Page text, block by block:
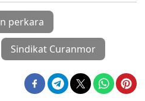
perkara
Sindikat Curanmor